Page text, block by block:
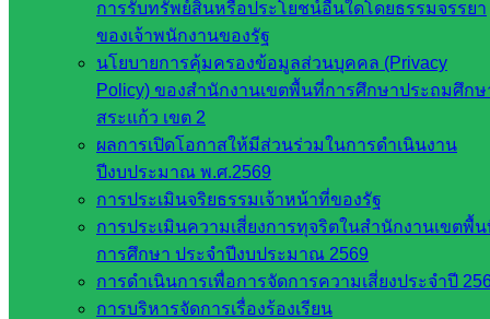
การรับทรัพย์สินหรือประโยชน์อื่นใดโดยธรรมจรรยา
ของเจ้าพนักงานของรัฐ
นโยบายการคุ้มครองข้อมูลส่วนบุคคล (Privacy
Policy) ของสำนักงานเขตพื้นที่การศึกษาประถมศึกษ
สระแก้ว เขต 2
ผลการเปิดโอกาสให้มีส่วนร่วมในการดำเนินงาน
ปีงบประมาณ พ.ศ.2569
การประเมินจริยธรรมเจ้าหน้าที่ของรัฐ
การประเมินความเสี่ยงการทุจริตในสำนักงานเขตพื้
การศึกษา ประจำปีงบประมาณ 2569
การดำเนินการเพื่อการจัดการความเสี่ยงประจำปี
การบริหารจัดการเรื่องร้องเรียน
สำนักงาน
กรรมการ
การ
อาชีวศึกษา
สำนักงาน
คณะ
กรรมการ
การศึกษา
ขั้นพื้น